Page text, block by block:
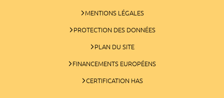
MENTIONS LÉGALES
PROTECTION DES DONNÉES
PLAN DU SITE
FINANCEMENTS EUROPÉENS
CERTIFICATION HAS